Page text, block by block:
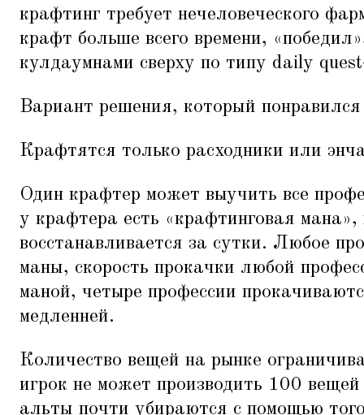
крафтинг требует нечеловеческого
крафт больше всего времени, «
кулдаумнами сверху по типу daily
Вариант решения, который понравился
Крафтятся только расходники или
Один крафтер может выучить все
у крафтера есть «крафтинговая мана»,
восстанавливается за сутки. Любое
маны, скорость прокачки любой
маной, четыре профессии
медленней.
Количество вещей на рынке
игрок не может производить 100
альты почти убираются с помощью